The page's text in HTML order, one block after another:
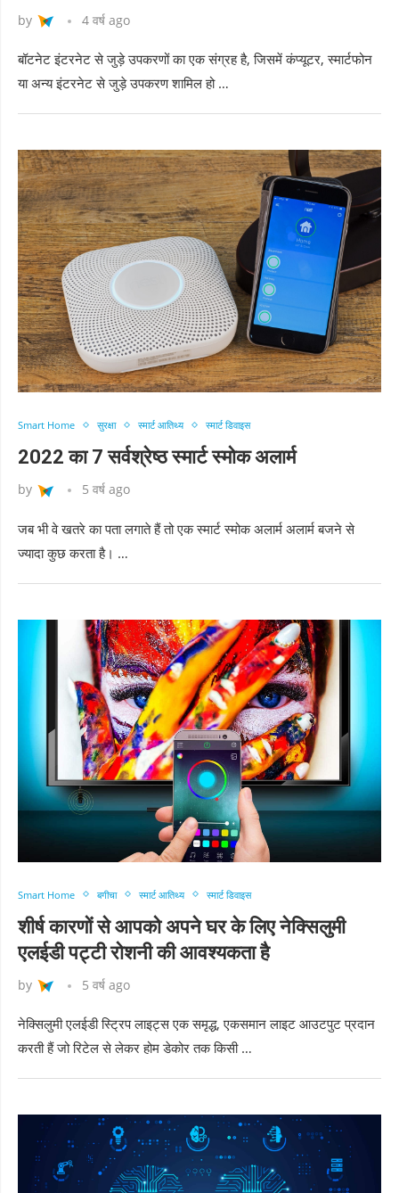
by 4 वर्ष ago
बॉटनेट इंटरनेट से जुड़े उपकरणों का एक संग्रह है, जिसमें कंप्यूटर, स्मार्टफोन
या अन्य इंटरनेट से जुड़े उपकरण शामिल हो …
Smart Home सुरक्षा स्मार्ट आतिथ्य स्मार्ट डिवाइस
2022 का 7 सर्वश्रेष्ठ स्मार्ट स्मोक अलार्म
by 5 वर्ष ago
जब भी वे खतरे का पता लगाते हैं तो एक स्मार्ट स्मोक अलार्म अलार्म बजने से
ज्यादा कुछ करता है। …
Smart Home बगीचा स्मार्ट आतिथ्य स्मार्ट डिवाइस
शीर्ष कारणों से आपको अपने घर के लिए नेक्सिलुमी
एलईडी पट्टी रोशनी की आवश्यकता है
by 5 वर्ष ago
नेक्सिलुमी एलईडी स्ट्रिप लाइट्स एक समृद्ध, एकसमान लाइट आउटपुट प्रदान
करती हैं जो रिटेल से लेकर होम डेकोर तक किसी …